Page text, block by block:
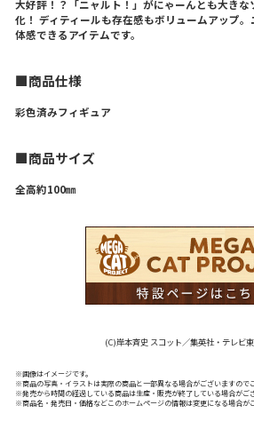
大好評！？「ニャルト！」がにゃーんとも大き
化！ ディティールも存在感もボリュームアップ
体感できるアイテムです。
■商品仕様
彩色済みフィギュア
■商品サイズ
全高約100㎜
(C)岸本斉史 スコット／集英社・テレビ
※画像はイメージです。
※商品の写真・イラストは実際の商品と一部異なる場合がございますので
※発売から時間の経過している商品は生産・販売が終了している場合がご
※商品名・発売日・価格などこのホームページの情報は変更になる場合が